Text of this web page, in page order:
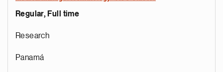
Regular, Full time
Research
Panamá